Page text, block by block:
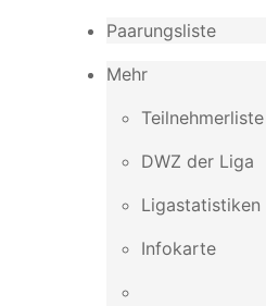
Paarungsliste
Mehr
Teilnehmerliste
DWZ der Liga
Ligastatistiken
Infokarte